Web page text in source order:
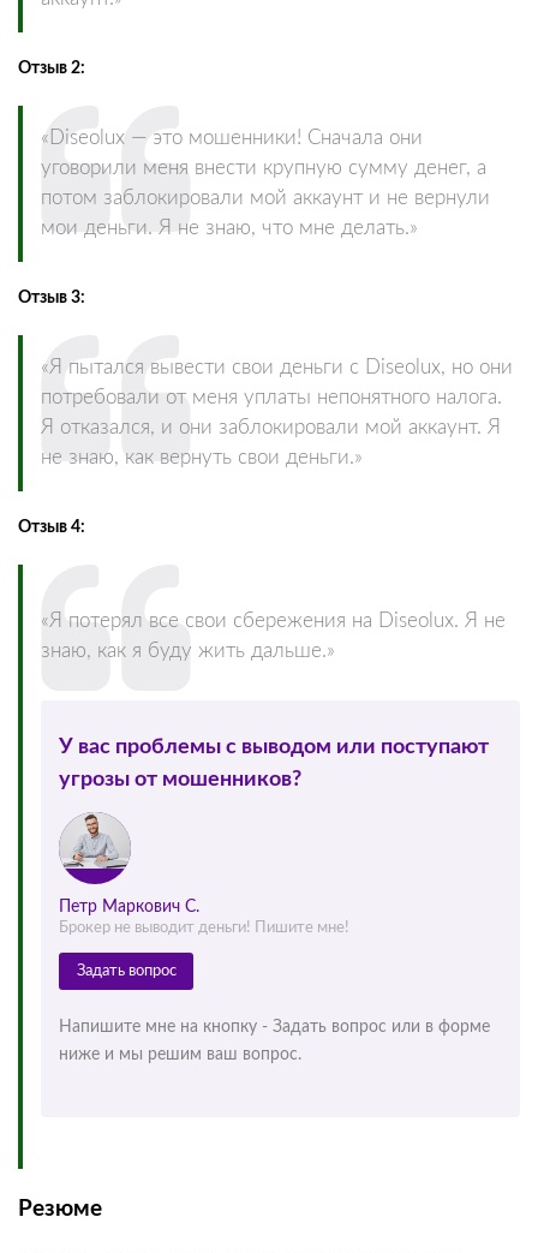
Отзыв 2:
«Diseolux — это мошенники! Сначала они
уговорили меня внести крупную сумму денег, а
потом заблокировали мой аккаунт и не вернули
мои деньги. Я не знаю, что мне делать.»
Отзыв 3:
«Я пытался вывести свои деньги с Diseolux, но они
потребовали от меня уплаты непонятного налога.
Я отказался, и они заблокировали мой аккаунт. Я
не знаю, как вернуть свои деньги.»
Отзыв 4:
«Я потерял все свои сбережения на Diseolux. Я не
знаю, как я буду жить дальше.»
У вас проблемы с выводом или поступают
угрозы от мошенников?
Петр Маркович С.
Брокер не выводит деньги! Пишите мне!
Задать вопрос
Напишите мне на кнопку - Задать вопрос или в форме
ниже и мы решим ваш вопрос.
Резюме